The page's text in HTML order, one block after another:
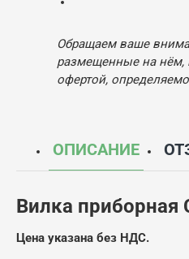
Обращаем ваше
размещенные на нём,
офертой,
ОПИСАНИЕ
Вилка
Цена указана без НДС.